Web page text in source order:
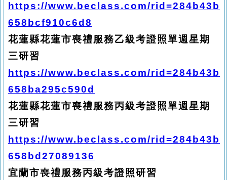
https://www.beclass.com/rid=284b43b
658bcf910c6d8
花蓮縣花蓮市喪禮服務乙級考證照單週星期
三研習
https://www.beclass.com/rid=284b43b
658ba295c590d
花蓮縣花蓮市喪禮服務丙級考證照單週星期
三研習
https://www.beclass.com/rid=284b43b
658bd27089136
宜蘭市喪禮服務丙級考證照研習